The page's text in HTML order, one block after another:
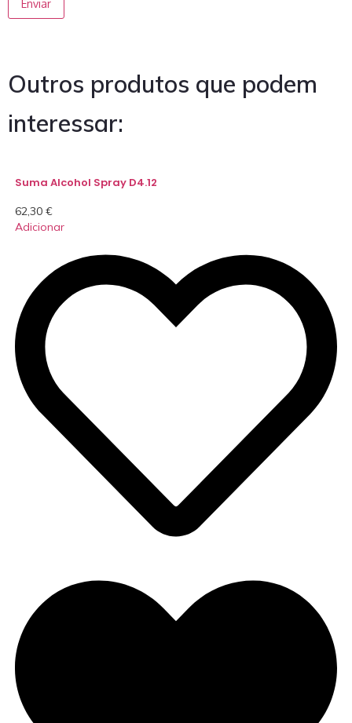
Outros produtos que podem
interessar:
Suma Alcohol Spray D4.12
62,30 €
Adicionar